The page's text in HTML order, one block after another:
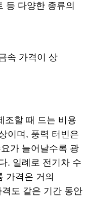
등 다양한 종류의
속 가격이 상
조할 때 드는 비용
이며, 풍력 터빈은
가 늘어날수록 광
. 일례로 전기차 수
가격은 거의
도 같은 기간 동안